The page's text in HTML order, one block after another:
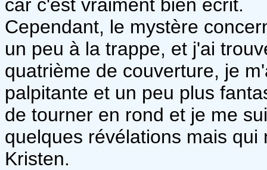
car c'est vraiment bien écrit.
Cependant, le mystère
un peu à la trappe, et j'ai
quatrième de couverture, je
palpitante et un peu plus
de tourner en rond et je me
quelques révélations mais
Kristen.